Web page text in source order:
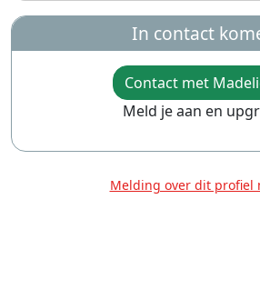
In contact
Contact met
Meld je aan en
Melding over dit profiel